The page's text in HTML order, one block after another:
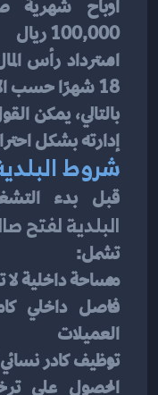
100,000 ريال
18 شهرًا حسب الأداء الفعلي
إدارته بشكل
شروط
قبل بدء
البلدية لفتح
تشمل:
مساحة داخلية لا تقل عن
العميلات
توظيف كادر